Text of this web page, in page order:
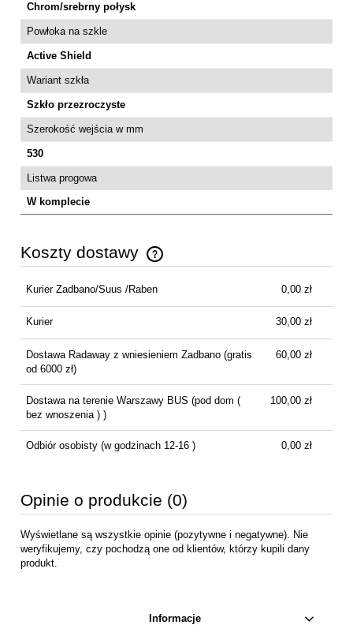
Chrom/srebrny połysk
Powłoka na szkle
Active Shield
Wariant szkła
Szkło przezroczyste
Szerokość wejścia w mm
530
Listwa progowa
W komplecie
Koszty dostawy
Cena nie zawiera ewentualnych kosztów płatności
Kurier Zadbano/Suus /Raben 0,00 zł
Kurier 30,00 zł
Dostawa Radaway z wniesieniem Zadbano(gratis
od 6000 zł)
60,00 zł
Dostawa na terenie Warszawy BUS (pod dom (
bez wnoszenia ) )
100,00 zł
Odbiór osobisty(w godzinach 12-16 ) 0,00 zł
Opinie o produkcie (0)
Wyświetlane są wszystkie opinie (pozytywne i negatywne). Nie
weryfikujemy, czy pochodzą one od klientów, którzy kupili dany
produkt.
Informacje